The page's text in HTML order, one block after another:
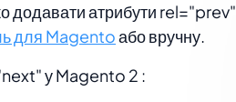
додавати атрибути rel="prev"
для Magentoабо вручну.
у Magento 2 :